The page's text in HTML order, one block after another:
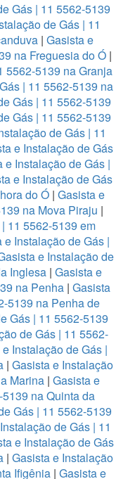
Gás | 11 5562-5139
de Gás | 11
| Gasista e
na Freguesia do Ó |
5562-5139 na Granja
| 11 5562-5139 na
Gás | 11 5562-5139
Gás | 11 5562-5139
de Gás | 11
e Instalação de Gás
e Instalação de Gás |
e Instalação de Gás
do Ó| Gasista e
na Mova Piraju |
11 5562-5139 em
e Instalação de Gás |
e Instalação de
Inglesa | Gasista e
na Penha | Gasista
5139 na Penha de
Gás | 11 5562-5139
de Gás | 11 5562-
Instalação de Gás |
| Gasista e Instalação
Marina | Gasista e
na Quinta da
Gás | 11 5562-5139
de Gás | 11
e Instalação de Gás
| Gasista e Instalação
Ifigênia | Gasista e